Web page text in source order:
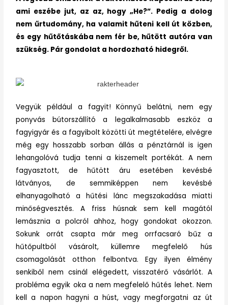
ami eszébe jut, az az, hogy „He?”. Pedig a dolog
nem űrtudomány, ha valamit hűteni kell út közben,
és egy hűtőtáskába nem fér be, hűtött autóra van
szükség. Pár gondolat a hordozható hidegről.
Vegyük például a fagyit! Könnyű belátni, nem egy
ponyvás bútorszállító a legalkalmasabb eszköz a
fagyigyár és a fagyibolt közötti út megtételére, elvégre
még egy hosszabb sorban állás a pénztárnál is igen
lehangolóvá tudja tenni a kiszemelt portékát. A nem
fagyasztott, de hűtött áru esetében kevésbé
látványos, de semmiképpen nem kevésbé
elhanyagolható a hűtési lánc megszakadása miatti
minőségvesztés. A friss húsnak sem kell magától
lemásznia a polcról ahhoz, hogy gondokat okozzon.
Sokunk orrát csapta már meg orrfacsaró bűz a
hűtőpultból vásárolt, küllemre megfelelő hús
csomagolását otthon felbontva. Egy ilyen élmény
senkiből nem csinál elégedett, visszatérő vásárlót. A
probléma egyik oka a nem megfelelő hűtés lehet. Nem
kell a napon hagyni a húst, vagy megforgatni az út